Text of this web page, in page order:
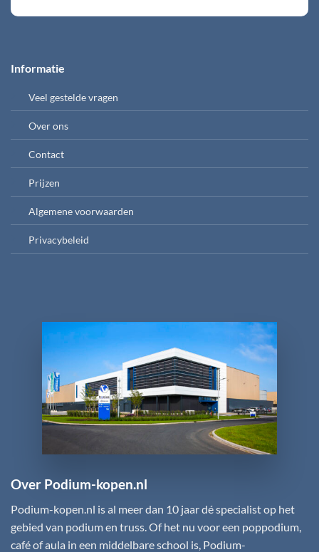
Informatie
Veel gestelde vragen
Over ons
Contact
Prijzen
Algemene voorwaarden
Privacybeleid
Over Podium-kopen.nl
Podium-kopen.nl is al meer dan 10 jaar dé specialist op het
gebied van podium en truss. Of het nu voor een poppodium,
café of aula in een middelbare school is, Podium-